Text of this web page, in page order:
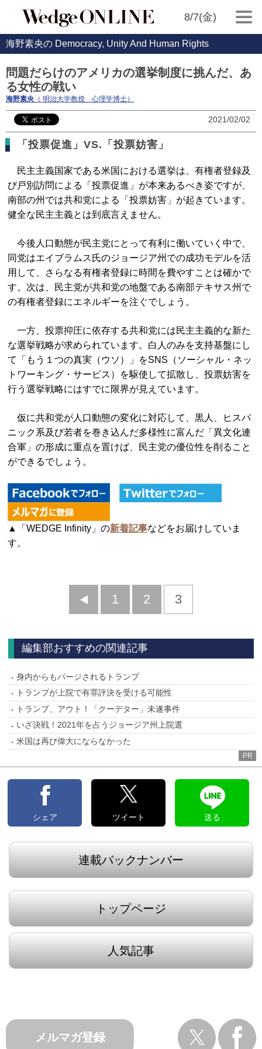
8/7(金)
海野素央の Democracy, Unity And Human Rights
問題だらけのアメリカの選挙制度に挑んだ、あ
る女性の戦い
海野素央 （ 明治大学教授 心理学博士）
2021/02/02
「投票促進」VS.「投票妨害」
民主主義国家である米国における選挙は、有権者登録及
び戸別訪問による「投票促進」が本来あるべき姿ですが、
南部の州では共和党による「投票妨害」が起きています。
健全な民主主義とは到底言えません。
今後人口動態が民主党にとって有利に働いていく中で、
同党はエイブラムス氏のジョージア州での成功モデルを活
用して、さらなる有権者登録に時間を費やすことは確かで
す。次は、民主党が共和党の地盤である南部テキサス州で
の有権者登録にエネルギーを注ぐでしょう。
一方、投票抑圧に依存する共和党には民主主義的な新た
な選挙戦略が求められています。白人のみを支持基盤にし
て「もう１つの真実（ウソ）」をSNS（ソーシャル・ネッ
トワーキング・サービス）を駆使して拡散し、投票妨害を
行う選挙戦略にはすでに限界が見えています。
仮に共和党が人口動態の変化に対応して、黒人、ヒスパ
ニック系及び若者を巻き込んだ多様性に富んだ「異文化連
合軍」の形成に重点を置けば、民主党の優位性を削ること
ができるでしょう。
▲「WEDGE Infinity」の新着記事などをお届けしていま
す。
前
1 2 3
編集部おすすめの関連記事
身内からもパージされるトランプ
トランプが上院で有罪評決を受ける可能性
トランプ、アウト！「クーデター」未遂事件
いざ決戦！2021年を占うジョージア州上院選
米国は再び偉大にならなかった
PR
シェア ツイート 送る
連載バックナンバー
トップページ
人気記事
メルマガ登録